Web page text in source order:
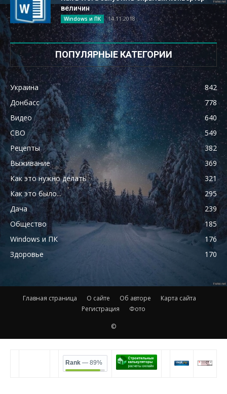
величин
Windows и ПК 14.11.2018
ПОПУЛЯРНЫЕ КАТЕГОРИИ
Украина
842
Донбасс
778
Видео
640
СВО
549
Рецепты
382
Выживание
369
Как это нужно делать
321
Как это было...
295
Дача
239
Общество
185
Windows и ПК
176
Здоровье
170
Главная страница О сайте Об авторе
Карта сайта
Регистрация
Фото
©
Rank — 89%